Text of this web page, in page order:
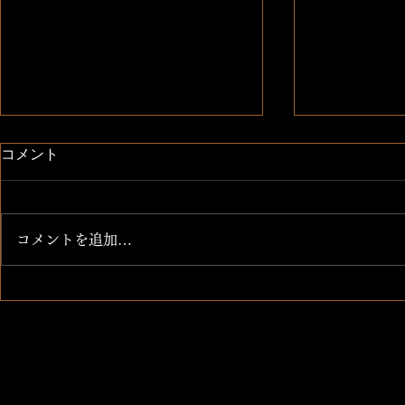
新メニュー 新メニュー
コメント
コメントを追加…